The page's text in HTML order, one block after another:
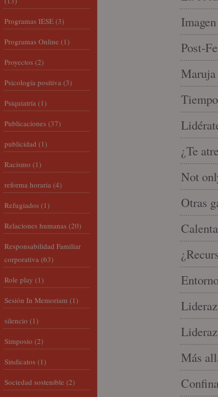
Post-
Maruja
¿Te
Not
Otras
Más
Programas IESE (3)
Programas Online (1)
Proyectos (2)
Psicología positiva (3)
Psiquiatría (1)
Publicaciones (37)
publicidad (1)
Racismo (1)
reforma horaria (4)
Refugiados (1)
Relaciones humanas (20)
Responsabilidad Familiar
corporativa (63)
Role play (1)
Sesión In Memoriam (1)
silencio (1)
Simposio (2)
Sindicatos (1)
Sociedad sostenible (2)